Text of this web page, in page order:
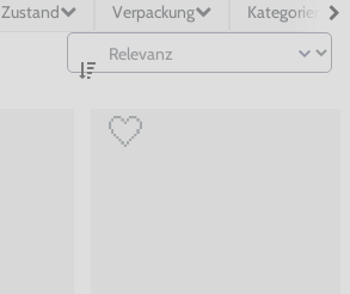
Zustand Verpackung
Kategorien